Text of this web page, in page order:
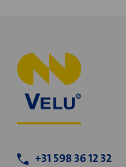
+31 598 36 12 32